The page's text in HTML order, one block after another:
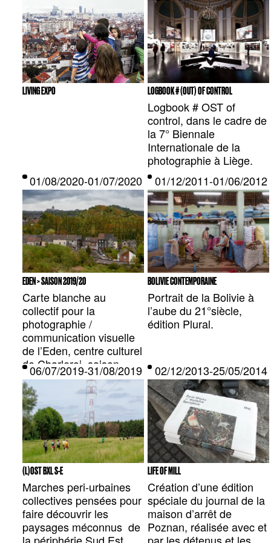
LIVING EXPO LOGBOOK # (OUT) OF CONTROL
Logbook # OST of
control, dans le cadre de
la 7° Biennale
Internationale de la
photographie à Liège.
01/08/2020-01/07/2020 — CHARLEROI, BE
EDEN > SAISON 2019/20
Carte blanche au
collectif pour la
photographie /
communication visuelle
de l’Eden, centre culturel
de Charleroi, saison
2019-20.
01/12/2011-01/06/
BOLIVIE CONTEMPORAINE
Portrait de la Bolivie à
l’aube du 21°siècle,
édition Plural.
06/07/2019-31/08/2019 — BRUXELLES, BE
(L)OST BXL S-E
Marches peri-urbaines
collectives pensées pour
faire découvrir les
paysages méconnus de
02/12/2013-25/05/
LIFE OF MILL
Création d’une édition
spéciale du journal de la
maison d’arrêt de
Poznan, réalisée avec et